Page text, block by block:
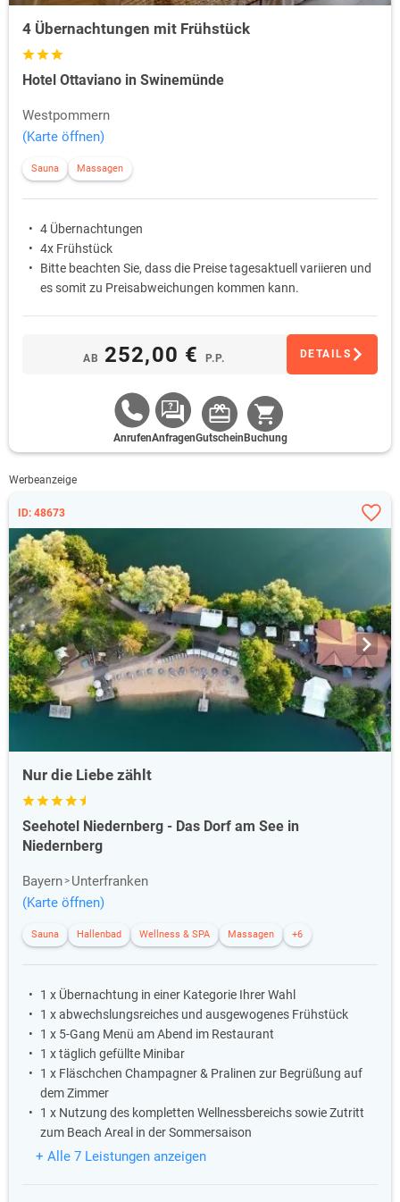
4 Übernachtungen mit Frühstück
Hotel Ottaviano in Swinemünde
Westpommern
(Karte öffnen)
Sauna Massagen
4 Übernachtungen
4x Frühstück
Bitte beachten Sie, dass die Preise tagesaktuell variieren und
es somit zu Preisabweichungen kommen kann.
AB 252,00 € P.P. DETAILS
AnrufenAnfragenGutschein Buchung
Werbeanzeige
ID: 48673
Nur die Liebe zählt
Seehotel Niedernberg - Das Dorf am See in
Niedernberg
Bayern
Unterfranken
(Karte öffnen)
Sauna Hallenbad Wellness & SPA Massagen +6
1 x Übernachtung in einer Kategorie Ihrer Wahl
1 x abwechslungsreiches und ausgewogenes Frühstück
1 x 5-Gang Menü am Abend im Restaurant
1 x täglich gefüllte Minibar
1 x Fläschchen Champagner & Pralinen zur Begrüßung auf
dem Zimmer
1 x Nutzung des kompletten Wellnessbereichs sowie Zutritt
zum Beach Areal in der Sommersaison
+ Alle 7 Leistungen anzeigen